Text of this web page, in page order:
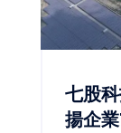
七股
揚企